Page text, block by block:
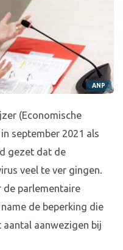
ANP
(Economische
september 2021 als
gezet dat de
veel te ver gingen.
de parlementaire
de beperking die
aanwezigen bij